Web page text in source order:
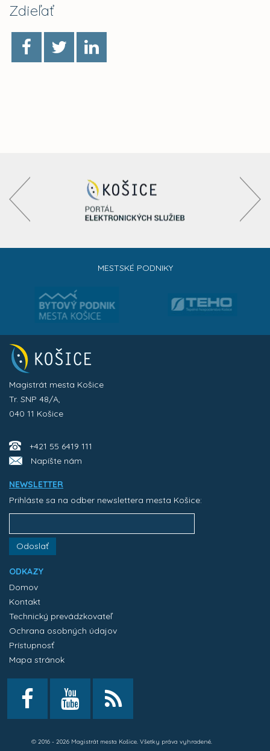
Zdieľať
MESTSKÉ PODNIKY
Magistrát mesta Košice
Tr. SNP 48/A,
040 11 Košice
+421 55 6419 111
Napíšte nám
NEWSLETTER
Prihláste sa na odber newslettera mesta Košice:
Odoslať
ODKAZY
Domov
Kontakt
Technický prevádzkovateľ
Ochrana osobných údajov
Prístupnosť
Mapa stránok
© 2016 - 2026 Magistrát mesta Košice. Všetky práva vyhradené.